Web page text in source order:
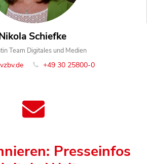
Schiefke
Team Digitales und Medien
+49 30 25800-0
Presseinfos